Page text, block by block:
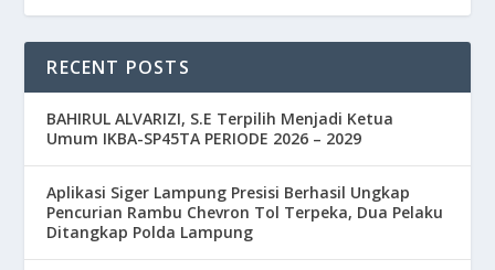
RECENT POSTS
BAHIRUL ALVARIZI, S.E Terpilih Menjadi Ketua
Umum IKBA-SP45TA PERIODE 2026 – 2029
Aplikasi Siger Lampung Presisi Berhasil Ungkap
Pencurian Rambu Chevron Tol Terpeka, Dua Pelaku
Ditangkap Polda Lampung